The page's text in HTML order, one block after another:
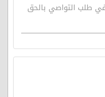
274 - الوجه في طلب التواصي بالحق